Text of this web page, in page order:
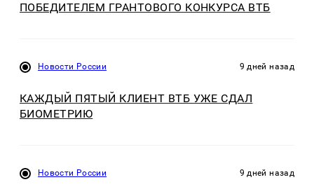
ПОБЕДИТЕЛЕМ ГРАНТОВОГО КОНКУРСА ВТБ
Новости России 9 дней назад
КАЖДЫЙ ПЯТЫЙ КЛИЕНТ ВТБ УЖЕ СДАЛ
БИОМЕТРИЮ
Новости России 9 дней назад